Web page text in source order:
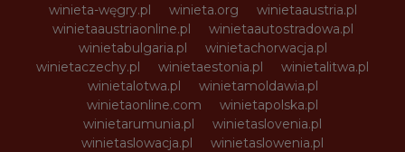
winieta-węgry.pl
winieta.org
winietaaustria.pl
winietaaustriaonline.pl
winietaautostradowa.pl
winietabulgaria.pl
winietachorwacja.pl
winietaczechy.pl
winietaestonia.pl
winietalitwa.pl
winietalotwa.pl
winietamoldawia.pl
winietaonline.com
winietapolska.pl
winietarumunia.pl
winietaslovenia.pl
winietaslowacja.pl
winietaslowenia.pl